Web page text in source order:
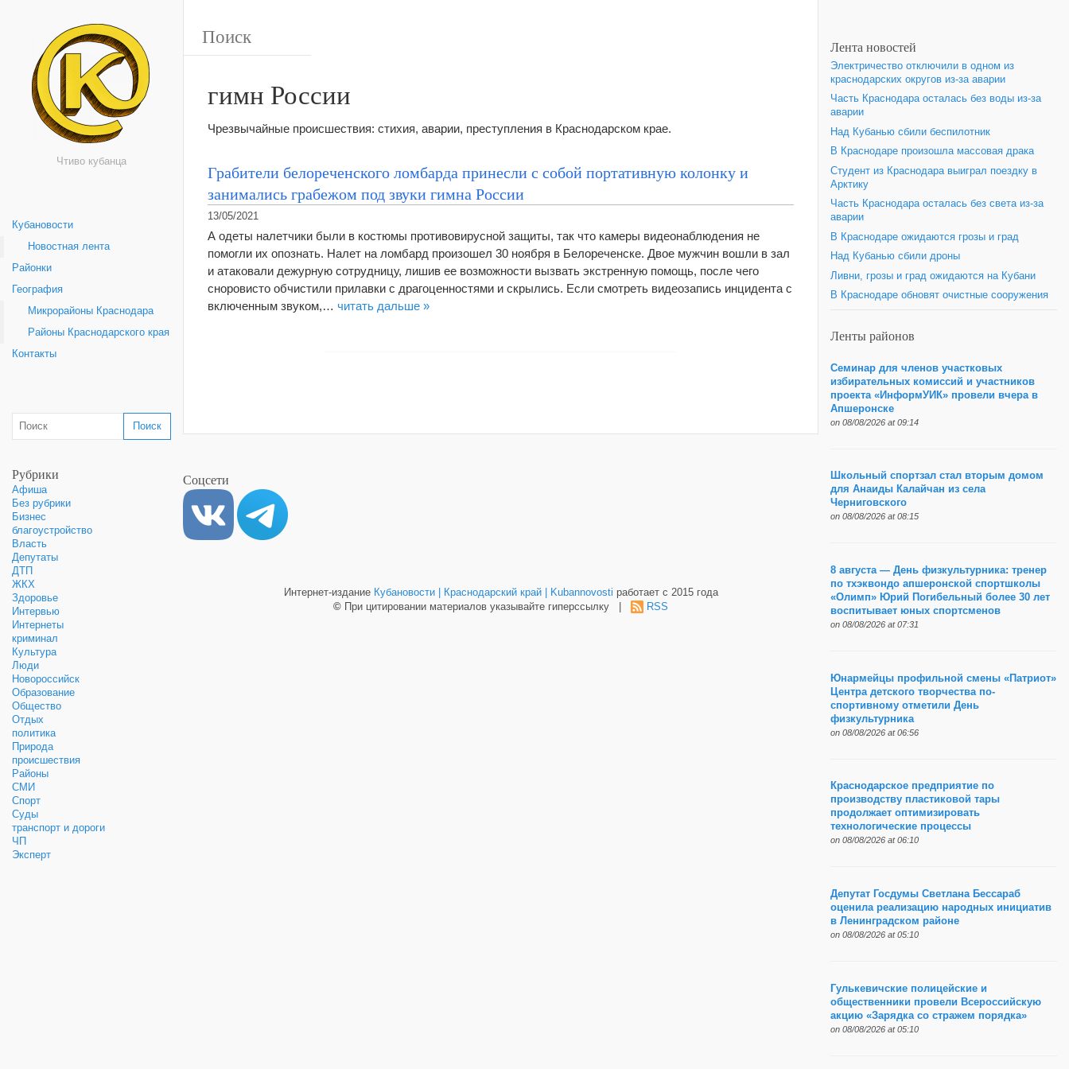
Чтиво кубанца
Кубановости
Новостная лента
Районки
География
Микрорайоны Краснодара
Районы Краснодарского края
Контакты
Рубрики
Афиша
Без рубрики
Бизнес
благоустройство
Власть
Депутаты
ДТП
ЖКХ
Здоровье
Интервью
Интернеты
криминал
Культура
Люди
Новороссийск
Образование
Общество
Отдых
политика
Природа
происшествия
Районы
СМИ
Спорт
Суды
транспорт и дороги
ЧП
Эксперт
гимн России
Чрезвычайные происшествия: стихия, аварии, преступления в Краснодарском крае.
Грабители белореченского ломбарда принесли с собой портативную колонку и
занимались грабежом под звуки гимна России
13/05/2021
А одеты налетчики были в костюмы противовирусной защиты, так что камеры видеонаблюдения не
помогли их опознать. Налет на ломбард произошел 30 ноября в Белореченске. Двое мужчин вошли в зал
и атаковали дежурную сотрудницу, лишив ее возможности вызвать экстренную помощь, после чего
сноровисто обчистили прилавки с драгоценностями и скрылись. Если смотреть видеозапись инцидента с
включенным звуком,… читать дальше »
Лента новостей
Электричество отключили в одном из
краснодарских округов из-за аварии
Часть Краснодара осталась без воды из-за
аварии
Над Кубанью сбили беспилотник
В Краснодаре произошла массовая драка
Студент из Краснодара выиграл поездку в
Арктику
Часть Краснодара осталась без света из-за
аварии
В Краснодаре ожидаются грозы и град
Над Кубанью сбили дроны
Ливни, грозы и град ожидаются на Кубани
В Краснодаре обновят очистные сооружения
Ленты районов
Семинар для членов участковых
избирательных комиссий и участников
проекта «ИнформУИК» провели вчера в
Апшеронске
on 08/08/2026 at 09:14
Школьный спортзал стал вторым домом
для Анаиды Калайчан из села
Черниговского
on 08/08/2026 at 08:15
8 августа — День физкультурника: тренер
по тхэквондо апшеронской спортшколы
«Олимп» Юрий Погибельный более 30 лет
воспитывает юных спортсменов
on 08/08/2026 at 07:31
Юнармейцы профильной смены «Патриот»
Центра детского творчества по-
спортивному отметили День
физкультурника
on 08/08/2026 at 06:56
Краснодарское предприятие по
производству пластиковой тары
продолжает оптимизировать
технологические процессы
on 08/08/2026 at 06:10
Депутат Госдумы Светлана Бессараб
оценила реализацию народных инициатив
в Ленинградском районе
on 08/08/2026 at 05:10
Гулькевичские полицейские и
общественники провели Всероссийскую
акцию «Зарядка со стражем порядка»
on 08/08/2026 at 05:10
Соцсети
Интернет-издание Кубановости | Краснодарский край | Kubannovosti работает с 2015 года
© При цитировании материалов указывайте гиперссылку | RSS